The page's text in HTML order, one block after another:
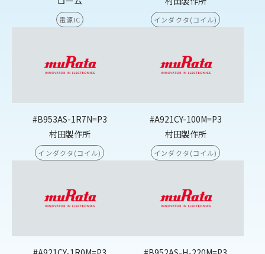
電源IC インダクタ(コイル)
#B953AS-1R7N=P3
村田製作所
インダクタ(コイル)
#A921CY-100M=P3
村田製作所
インダクタ(コイル)